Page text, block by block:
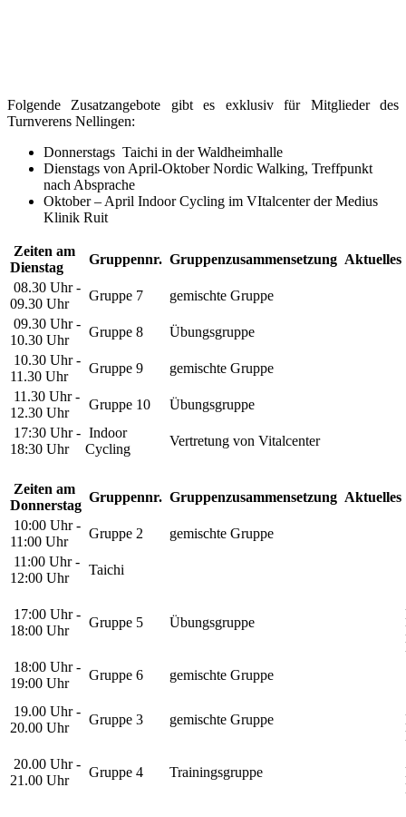
Folgende Zusatzangebote gibt es exklusiv für Mitglieder des
Turnverens Nellingen:
Donnerstags Taichi in der Waldheimhalle
Dienstags von April-Oktober Nordic Walking, Treffpunkt
nach Absprache
Oktober – April Indoor Cycling im VItalcenter der Medius
Klinik Ruit
Zeiten am
Dienstag
Gruppennr. Gruppenzusammensetzung Aktuelles
08.30 Uhr -
09.30 Uhr
Gruppe 7 gemischte Gruppe
09.30 Uhr -
10.30 Uhr
Gruppe 8 Übungsgruppe
10.30 Uhr -
11.30 Uhr
Gruppe 9 gemischte Gruppe
11.30 Uhr -
12.30 Uhr
Gruppe 10 Übungsgruppe
17:30 Uhr -
18:30 Uhr
Indoor
Cycling
Vertretung von Vitalcenter
Zeiten am
Donnerstag
Gruppennr. Gruppenzusammensetzung Aktuelles
10:00 Uhr -
11:00 Uhr
Gruppe 2 gemischte Gruppe
11:00 Uhr -
12:00 Uhr
Taichi
17:00 Uhr -
18:00 Uhr
Gruppe 5 Übungsgruppe
18:00 Uhr -
19:00 Uhr
Gruppe 6 gemischte Gruppe
19.00 Uhr -
20.00 Uhr
Gruppe 3 gemischte Gruppe
20.00 Uhr -
21.00 Uhr
Gruppe 4 Trainingsgruppe